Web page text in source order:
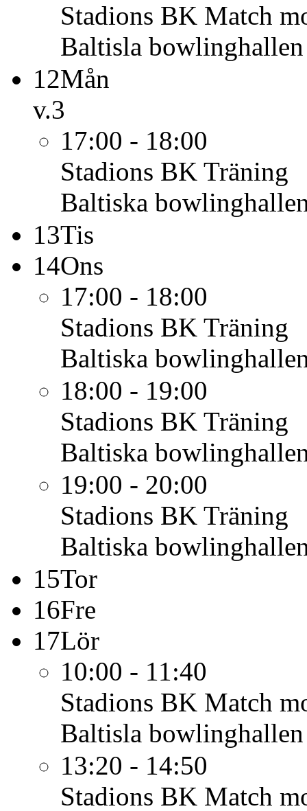
Stadions BK Match
Baltisla bowlinghallen
12Mån
v.3
17:00 - 18:00
Stadions BK Träning
Baltiska
13Tis
14Ons
17:00 - 18:00
Stadions BK Träning
Baltiska
18:00 - 19:00
Stadions BK Träning
Baltiska
19:00 - 20:00
Stadions BK Träning
Baltiska
15Tor
16Fre
17Lör
10:00 - 11:40
Stadions BK Match
Baltisla bowlinghallen
13:20 - 14:50
Stadions BK Match